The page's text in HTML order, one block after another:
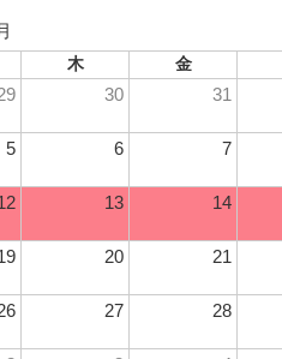
木 金
30 31
5 6 7
13 14
20 21
27 28